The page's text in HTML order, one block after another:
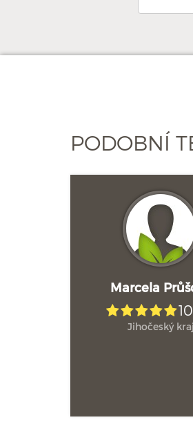
PODOBNÍ
Marcela
Jihočeský kraj